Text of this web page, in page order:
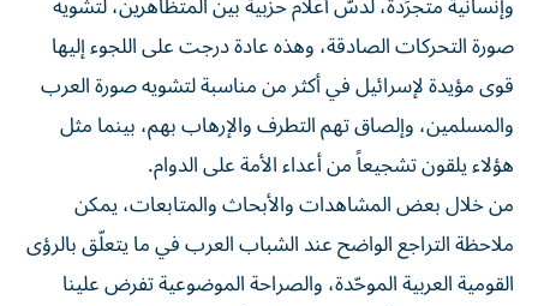
صورة التحركات الصادقة، وهذه عادة درجت على اللجوء إليها
قوى مؤيدة لإسرائيل في أكثر من مناسبة لتشويه صورة العرب
والمسلمين، وإلصاق تهم التطرف والإرهاب بهم، بينما مثل
هؤلاء يلقون تشجيعاً من أعداء الأمة على الدوام.
من خلال بعض المشاهدات والأبحاث والمتابعات، يمكن
ملاحظة التراجع الواضح عند الشباب العرب في ما يتعلّق بالرؤى
القومية العربية الموحّدة، والصراحة الموضوعية تفرض علينا